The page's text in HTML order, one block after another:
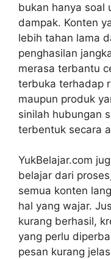
bukan hanya soal
dampak. Konten
lebih tahan lama
penghasilan
merasa terbantu
terbuka terhadap
maupun produk
sinilah hubungan
terbentuk secara
YukBelajar.com
belajar dari
semua konten
hal yang wajar.
kurang berhasil,
yang perlu
pesan kurang